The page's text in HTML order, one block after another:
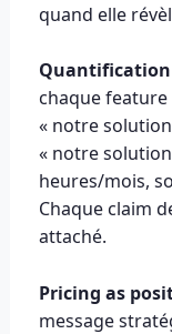
quand elle
chaque
« notre
« notre
heures/mois,
Chaque claim
attaché.
Pricing as
message